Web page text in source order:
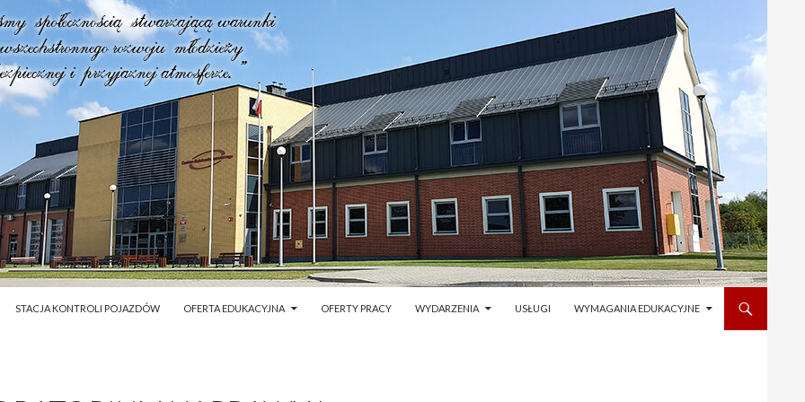
STACJA KONTROLI POJAZDÓW OFERTA EDUKACYJNA OFERTY PRACY WYDARZENIA USŁUGI WYMAGANIA EDUKACYJNE